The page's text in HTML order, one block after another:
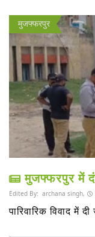
मुजफ्फरपुर
मुजफ्फरपुर में
Edited By: archana singh,
पारिवारिक विवाद